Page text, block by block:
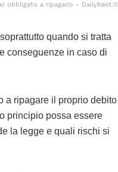
obbligato a ripagarlo - Dailybest.it
quando si tratta
conseguenze in caso di
a ripagare il proprio debito
principio possa essere
la legge e quali rischi si